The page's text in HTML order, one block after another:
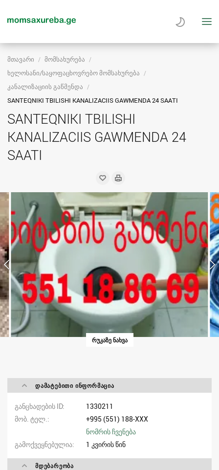
მთავარი
მომსახურება
ხელოსანი/საყოფაცხოვრებო მომსახურება
კანალიზაციის გაწმენდა
SANTEQNIKI TBILISHI KANALIZACIIS GAWMENDA 24 SAATI
SANTEQNIKI TBILISHI
KANALIZACIIS GAWMENDA 24
SAATI
ᲠᲣᲙᲐᲖᲔ ᲜᲐᲮᲕᲐ
ᲓᲐᲛᲐᲢᲔᲑᲘᲗᲘ ᲘᲜᲤᲝᲠᲛᲐᲪᲘᲐ
განცხადების ID
1330211
მობ. ტელ.
+995 (551) 188-XXX
ნომრის ჩვენება
გამოქვეყნებულია
1 კვირის წინ
ᲛᲓᲔᲑᲐᲠᲔᲝᲑᲐ